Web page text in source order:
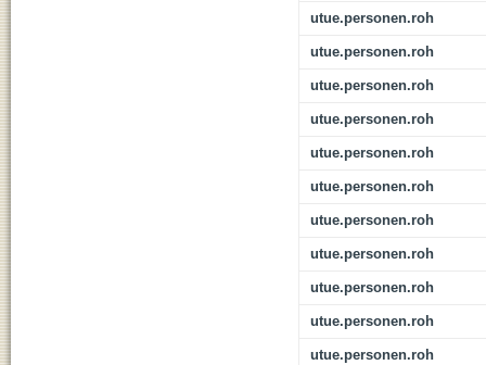
utue.personen.roh
utue.personen.roh
utue.personen.roh
utue.personen.roh
utue.personen.roh
utue.personen.roh
utue.personen.roh
utue.personen.roh
utue.personen.roh
utue.personen.roh
utue.personen.roh